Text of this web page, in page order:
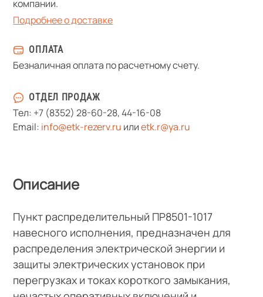
компании.
Подробнее о доставке
ОПЛАТА
Безналичная оплата по расчетному счету.
ОТДЕЛ ПРОДАЖ
Тел: +7 (8352) 28-60-28,44-16-08
Email: info@etk-rezerv.ru илиetk.r@ya.ru
Описание
Пункт распределительный ПР8501-1017
навесного исполнения, предназначен для
распределения электрической энергии и
защиты электрических установок при
перегрузках и токах короткого замыкания,